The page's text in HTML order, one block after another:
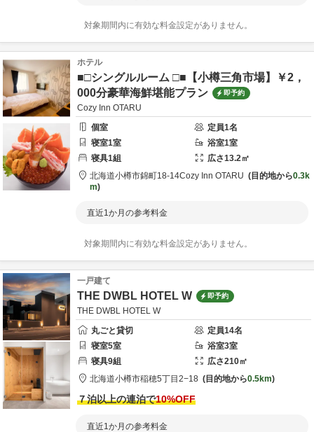
対象期間内に有効な料金設定がありません。
ホテル
■□シングルルーム □■【小樽三角市場】￥2，
000分豪華海鮮堪能プラン
即予約
Cozy Inn OTARU
個室
定員1名
寝室1室 浴室1室
寝具1組 広さ13.2㎡
北海道小樽市錦町18-14Cozy Inn OTARU 目的地から0.3k
m
直近1か月の参考料金
対象期間内に有効な料金設定がありません。
一戸建て
THE DWBL HOTEL W 即予約
THE DWBL HOTEL W
丸ごと貸切
定員14名
寝室5室 浴室3室
寝具9組 広さ210㎡
北海道小樽市稲穂5丁目2−18 目的地から0.5km
７泊以上の連泊で10%OFF
直近1か月の参考料金